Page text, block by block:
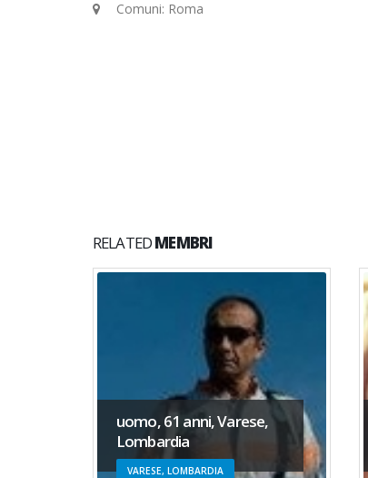
Comuni: Roma
RELATEDMEMBRI
uomo, 61 anni, Varese,
Lombardia
VARESE, LOMBARDIA